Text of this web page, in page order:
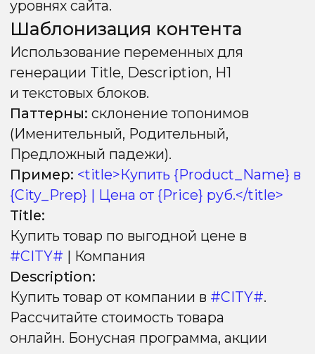
ошибок
параметров
Дубли
детальных
страниц
на несколько
регионов при
отсутствии
спроса
Дубли плохо влияют на региональное
продвижение, потому что поисковые
системы теряют понимание, какая
страница релевантна конкретному
региону. В результате страницы теряют
позиции в выдаче, краулинговый бюджет
расходуется на одинаковый контент
вместо новых страниц, а уникальность
сайта снижается.
Гео-сигналы (контактная
информация)
Экспоненциальный рост количества
страниц (100 городов * 10 000 товаров = 1
млн URL) может привести к тому, что бот
перестанет обходить важные разделы